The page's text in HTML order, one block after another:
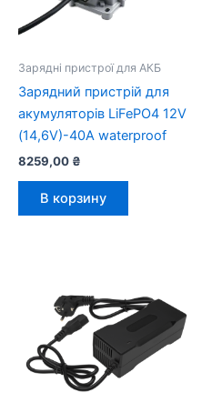
Зарядні пристрої для АКБ
Зарядний пристрій для
акумуляторів LiFePO4 12V
(14,6V)-40A waterproof
8259,00 ₴
В корзину